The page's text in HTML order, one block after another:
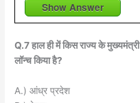
Show Answer
Q.7 हाल ही में किस राज्य के
लॉन्च किया है?
A.) आंध्र प्रदेश